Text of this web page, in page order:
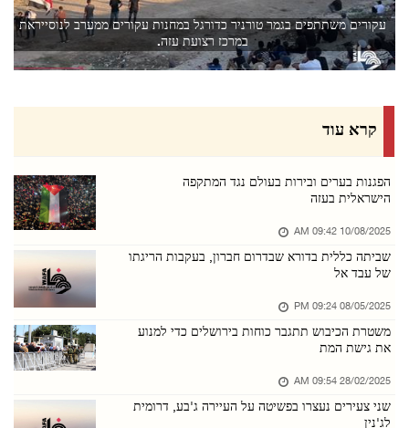
מתנחלים תקפו את הכפר אבו פלאח שמצפון־מזרח לרמ ...
08/אוגוסט/2026 09:05 PM
מתנחלים פלשו לבית עור א־תחתא ולכפר ג'לג'ליא
פלסטין גינתה את התקיפה נגד מכלית אמירתית במצר ...
תושבים נפגעו משאיפת גז במהלך פלישת כוחות הכיב ...
אל־חאיכ: אנו מובילים מאמץ לאומי להגנה על אתרי ...
08/אוגוסט/2026 08:42 PM
אום אל־פחם: הפגנה נגד תקיפות המתנחלים והמתקפה ...
מועצת הביטחון תתכנס ביום שלישי לדיון בנושא הג ...
08/אוגוסט/2026 07:53 PM
מתנחלים תקפו את הכפר אבו פלאח שמצפון־מזרח לרמ ...
עקורים משתתפים בגמר טורניר כדורגל במחנות עקורים ממערב לנוסייראת
במרכז רצועת עזה.
קרא עוד
הפגנות בערים ובירות בעולם נגד המתקפה
הישראלית בעזה
10/08/2025 09:42 AM
שביתה כללית בדורא שבדרום חברון, בעקבות הריגתו
של עבד אל
08/05/2025 09:24 PM
משטרת הכיבוש תתגבר כוחות בירושלים כדי למנוע
את גישת המת
28/02/2025 09:54 AM
שני צעירים נעצרו בפשיטה על העיירה ג'בע, דרומית
לג'נין